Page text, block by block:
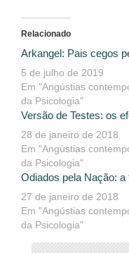
Relacionado
Arkangel: Pais cegos
5 de julho de 2019
Em "Angústias
da Psicologia"
Versão de Testes: os
28 de janeiro de 2018
Em "Angústias
da Psicologia"
Odiados pela Nação: a
27 de janeiro de 2018
Em "Angústias
da Psicologia"